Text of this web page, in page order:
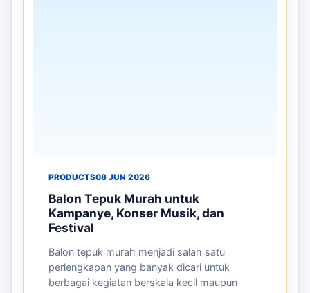
PRODUCTS08 JUN 2026
Balon Tepuk Murah untuk
Kampanye, Konser Musik, dan
Festival
Balon tepuk murah menjadi salah satu
perlengkapan yang banyak dicari untuk
berbagai kegiatan berskala kecil maupun